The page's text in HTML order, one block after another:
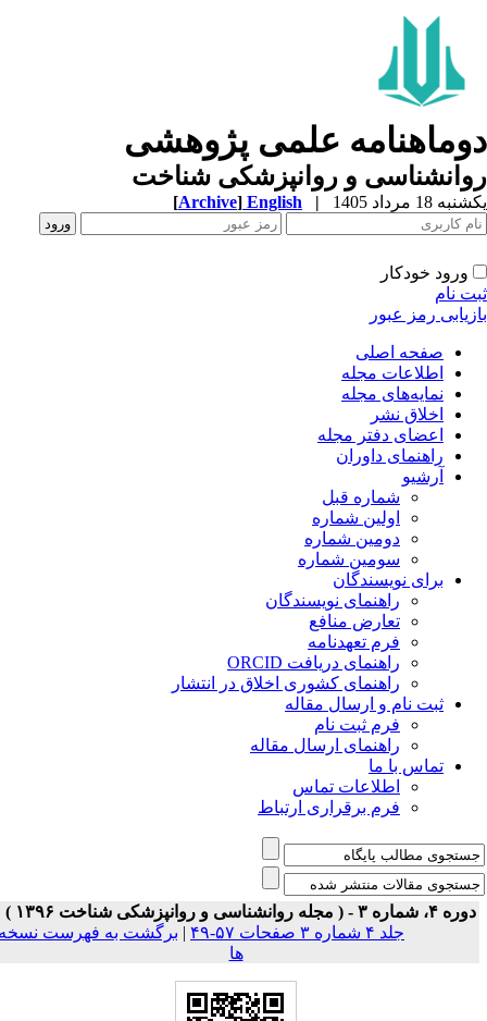
علمی پژوهشی
و روانپزشکی شناخت
18 مرداد 1405 |
English
[Archive]
ورود خودکار
نام
رمز عبور
صفحه اصلی
اطلاعات مجله
نمایه‌های مجله
اخلاق نشر
اعضای دفتر مجله
راهنمای داوران
آرشیو
شماره قبل
اولین شماره
دومین شماره
سومین شماره
برای نویسندگان
راهنمای نویسندگان
تعارض منافع
فرم تعهدنامه
راهنمای دریافت ORCID
راهنمای کشوری اخلاق در انتشار
ثبت نام و ارسال مقاله
فرم ثبت نام
راهنمای ارسال مقاله
تماس با ما
اطلاعات تماس
فرم برقراری ارتباط
شماره ۳ - ( مجله روانشناسی و روانپزشکی شناخت ۱۳۹۶ )
جلد ۴ شماره ۳ صفحات ۵۷-۴۹
|برگشت به فهرست نسخه
ها